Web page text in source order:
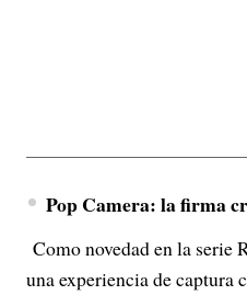
Pop Camera: la firma
Como novedad en la serie
una experiencia de captura